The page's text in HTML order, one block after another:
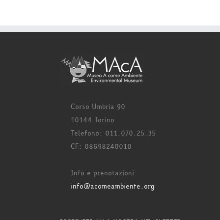
Corso Umbria 90
10144 Torino
Telefono: 011.070.25.35
CF: 08698240010
Info e prenotazioni:
info@acomeambiente.org